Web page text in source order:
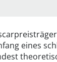
eines